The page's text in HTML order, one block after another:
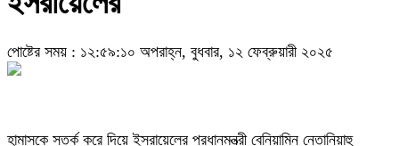
পোষ্টের সময় : ১২:৫৯:১০ অপরাহ্ন, বুধবার, ১২ ফেব্রুয়ারী ২০২৫
হামাসকে সতর্ক করে দিয়ে ইসরায়েলের প্রধানমন্ত্রী বেনিয়ামিন নেতানিয়াহু